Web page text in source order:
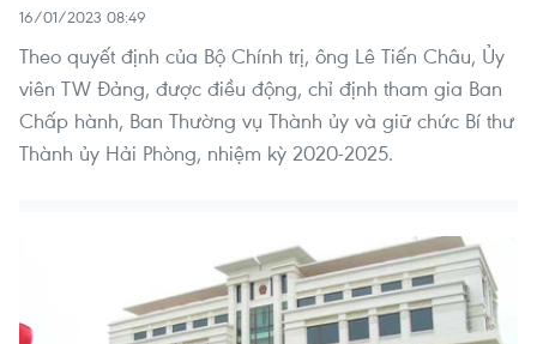
16/01/2023 08:49
Theo quyết định của Bộ Chính trị, ông Lê Tiến Châu, Ủy
viên TW Đảng, được điều động, chỉ định tham gia Ban
Chấp hành, Ban Thường vụ Thành ủy và giữ chức Bí thư
Thành ủy Hải Phòng, nhiệm kỳ 2020-2025.